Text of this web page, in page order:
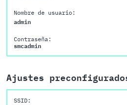
Nombre de usuario:
admin
Contraseña:
smcadmin
Ajustes
SSID: